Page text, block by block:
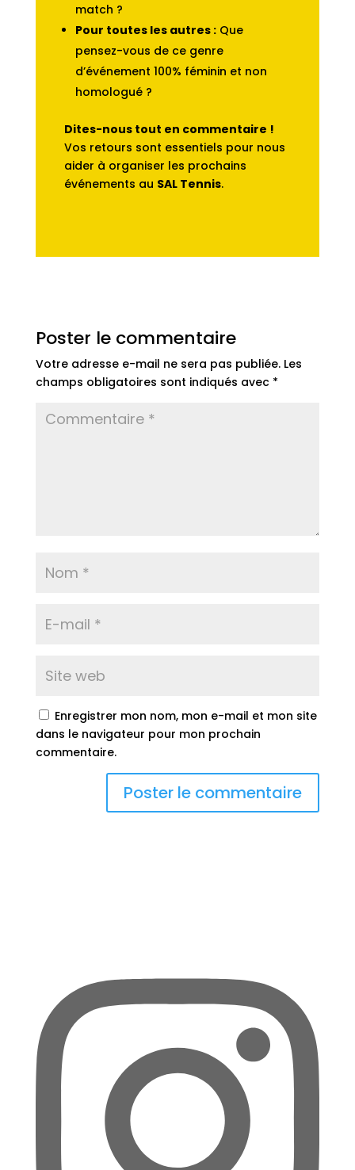
match ?
Pour toutes les autres :Que
pensez-vous de ce genre
d’événement 100% féminin et non
homologué ?
Dites-nous tout en commentaire !
Vos retours sont essentiels pour nous
aider à organiser les prochains
événements au SAL Tennis.
Poster le commentaire
Votre adresse e-mail ne sera pas publiée. Les
champs obligatoires sont indiqués avec *
Enregistrer mon nom, mon e-mail et mon site
dans le navigateur pour mon prochain
commentaire.